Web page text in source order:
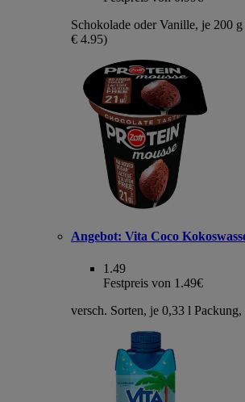
Schokolade oder Vanille, je 200
€ 4.95)
Angebot: Vita Coco
1.49
Festpreis von 1.49€
versch. Sorten, je 0,33 l